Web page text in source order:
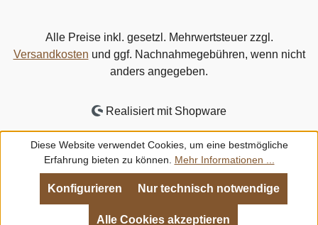
Alle Preise inkl. gesetzl. Mehrwertsteuer zzgl.
Versandkosten und ggf. Nachnahmegebühren, wenn nicht
anders angegeben.
Realisiert mit Shopware
Diese Website verwendet Cookies, um eine bestmögliche
Erfahrung bieten zu können. Mehr Informationen ...
Nur technisch notwendige
Konfigurieren
Alle Cookies akzeptieren